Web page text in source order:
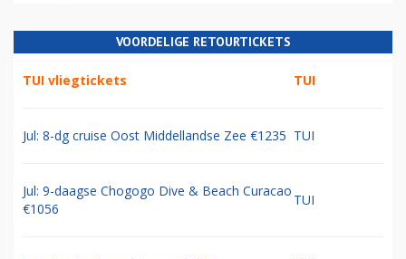
VOORDELIGE RETOURTICKETS
TUI vliegtickets TUI
Jul: 8-dg cruise Oost Middellandse Zee €1235 TUI
Jul: 9-daagse Chogogo Dive & Beach Curacao
€1056
TUI